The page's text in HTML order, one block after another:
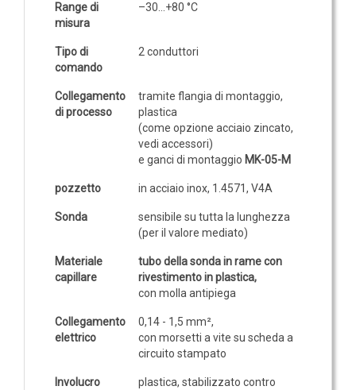
Range di
misura
–30...+80 °C
Tipo di
comando
2 conduttori
Collegamento
di processo
tramite flangia di montaggio,
plastica
(come opzione acciaio zincato,
vedi accessori)
e ganci di montaggio MK-05-M
pozzetto in acciaio inox, 1.4571, V4A
Sonda
sensibile su tutta la lunghezza
(per il valore mediato)
Materiale
capillare
tubo della sonda in rame con
rivestimento in plastica,
con molla antipiega
Collegamento
elettrico
0,14 - 1,5 mm²,
con morsetti a vite su scheda a
circuito stampato
Involucro
plastica, stabilizzato contro
Sensori LoRaWAN
Gateway LoRaWAN
Dispositivi Narrow Band
Modem NB-IoT
LOGGER
Data logger per sensore esterno
Ammoniaca (NH3)
NH3 in condotto